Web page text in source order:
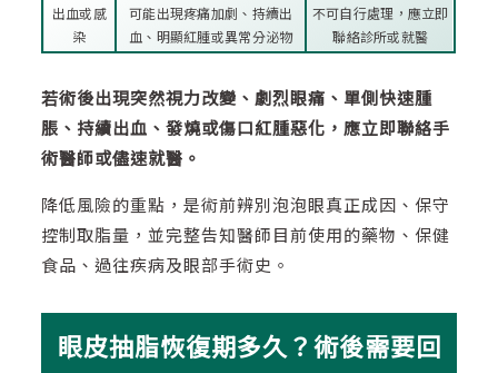
出血或感
染
可能出現疼痛加劇、持續出
血、明顯紅腫或異常分泌物
不可自行處理，應立即
聯絡診所或就醫
若術後出現突然視力改變、劇烈眼痛、單側快速腫
脹、持續出血、發燒或傷口紅腫惡化，應立即聯絡手
術醫師或儘速就醫。
降低風險的重點，是術前辨別泡泡眼真正成因、保守
控制取脂量，並完整告知醫師目前使用的藥物、保健
食品、過往疾病及眼部手術史。
眼皮抽脂恢復期多久？術後需要回